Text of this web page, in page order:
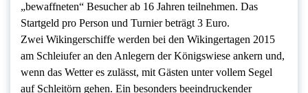
„bewaffneten“ Besucher ab 16 Jahren teilnehmen. Das
Startgeld pro Person und Turnier beträgt 3 Euro.
Zwei Wikingerschiffe werden bei den Wikingertagen 2015
am Schleiufer an den Anlegern der Königswiese ankern und,
wenn das Wetter es zulässt, mit Gästen unter vollem Segel
auf Schleitörn gehen. Ein besonders beeindruckender